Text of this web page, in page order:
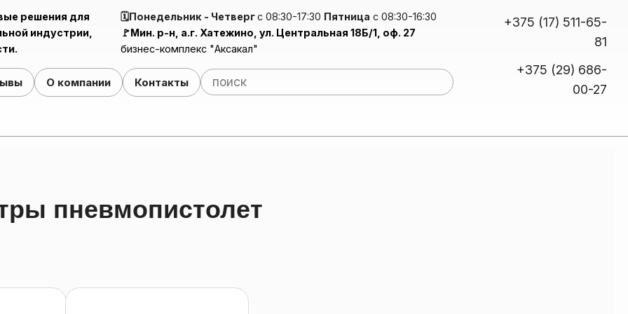
решения для
индустрии,
🗓️Понедельник - Четвергс 08:30-17:30 Пятница с 08:30-16:30
🚩Мин. р-н, а.г. Хатежино, ул. Центральная 18Б/1, оф. 27
бизнес-комплекс "Аксакал"
О компании Контакты
+375 (17) 511-65-
81
+375 (29) 686-
00-27
пневмопистолет